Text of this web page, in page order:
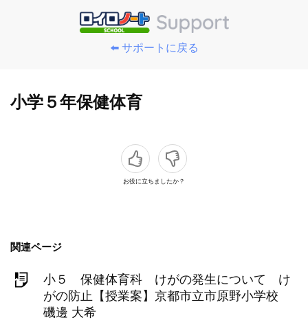
⬅️ サポートに戻る
小学５年保健体育
お役に立ちましたか？
関連ページ
小５ 保健体育科 けがの発生について け
がの防止【授業案】京都市立市原野小学校
磯邊 大希